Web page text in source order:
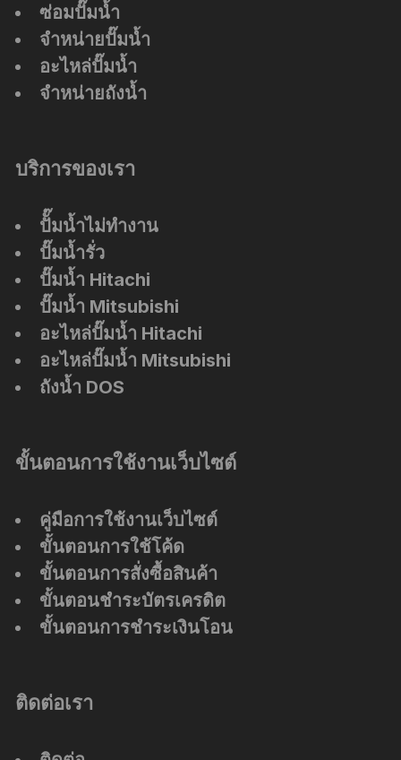
ซ่อมปั๊มน้ำ
จำหน่ายปั๊มน้ำ
อะไหล่ปั๊มน้ำ
จำหน่ายถังน้ำ
บริการของเรา
ปัั๊มน้ำไม่ทำงาน
ปั๊มน้ำรั่ว
ปั๊มน้ำ Hitachi
ปั๊มน้ำ Mitsubishi
อะไหล่ปั๊มน้ำ Hitachi
อะไหล่ปั๊มน้ำ Mitsubishi
ถังน้ำ DOS
ขั้นตอนการใช้งานเว็บไซต์
คู่มือการใช้งานเว็บไซต์
ขั้นตอนการใช้โค้ด
ขั้นตอนการสั่งซื้อสินค้า
ขั้นตอนชำระบัตรเครดิต
ขั้นตอนการชำระเงินโอน
ติดต่อเรา